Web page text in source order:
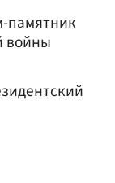
памятник
войны